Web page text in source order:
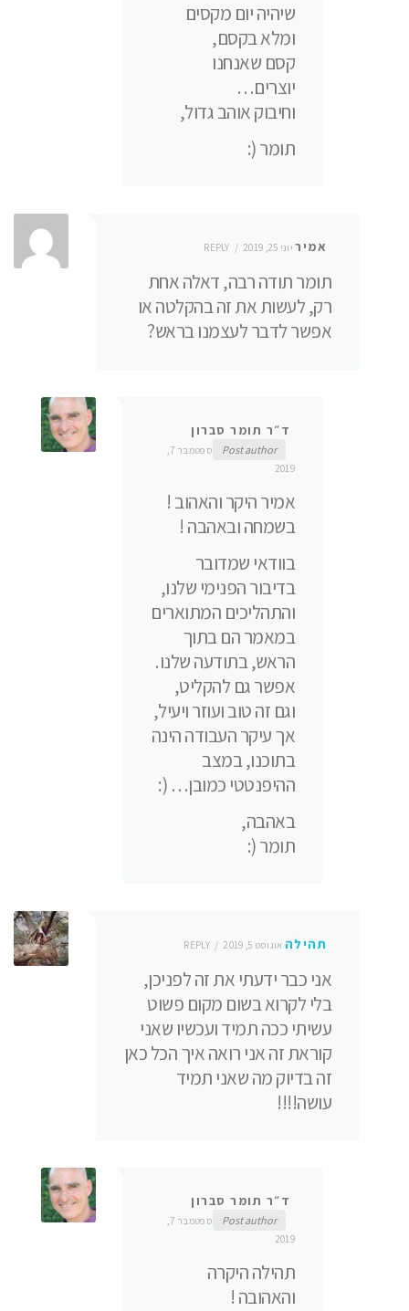
שיהיה יום מקסים
ומלא בקסם,
קסם שאנחנו
יוצרים…
וחיבוק אוהב גדול,
תומר (:
אמיר יוני 25, 2019 REPLY
תומר תודה רבה, דאלה אחת
רק, לעשות את זה בהקלטה או
אפשר לדבר לעצמנו בראש?
ד״ר תומר סברון
Post author
2019
אמיר היקר והאהוב !
בשמחה ובאהבה !
בוודאי שמדובר
בדיבור הפנימי שלנו,
והתהליכים המתוארים
במאמר הם בתוך
הראש, בתודעה שלנו.
אפשר גם להקליט,
וגם זה טוב ועוזר ויעיל,
אך עיקר העבודה הינה
בתוכנו, במצב
ההיפנטטי כמובן… (:
באהבה,
תומר (:
תהילה אוגוסט 5, 2019 REPLY
אני כבר ידעתי את זה לפניכן,
בלי לקרוא בשום מקום פשוט
עשיתי ככה תמיד ועכשיו שאני
קוראת זה אני רואה איך הכל כאן
זה בדיוק מה שאני תמיד
עושה!!!!
ד״ר תומר סברון
Post author
ספטמבר 7,
2019
תהילה היקרה
והאהובה !